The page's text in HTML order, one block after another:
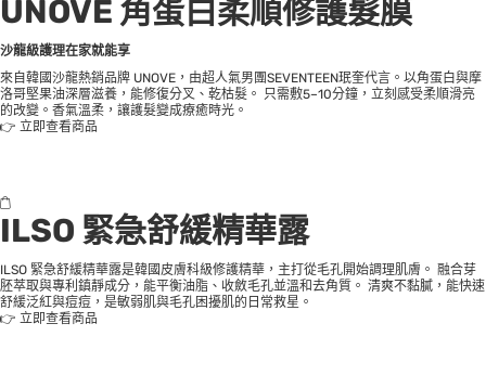
UNOVE 角蛋白柔順修護髮膜
沙龍級護理在家就能享
來自韓國沙龍熱銷品牌 UNOVE，由超人氣男團SEVENTEEN珉奎代言。以角蛋白與摩
洛哥堅果油深層滋養，能修復分叉、乾枯髮。 只需敷5–10分鐘，立刻感受柔順滑亮
的改變。香氣溫柔，讓護髮變成療癒時光。
👉 立即查看商品
ILSO 緊急舒緩精華露
ILSO 緊急舒緩精華露是韓國皮膚科級修護精華，主打從毛孔開始調理肌膚。 融合芽
胚萃取與專利鎮靜成分，能平衡油脂、收斂毛孔並溫和去角質。 清爽不黏膩，能快速
舒緩泛紅與痘痘，是敏弱肌與毛孔困擾肌的日常救星。
👉 立即查看商品